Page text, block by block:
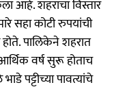
आहे. शहराचा विस्तार
सहा कोटी रुपयांची
होते. पालिकेने शहरात
वर्ष सुरू होताच
पट्टीच्या पावत्यांचे